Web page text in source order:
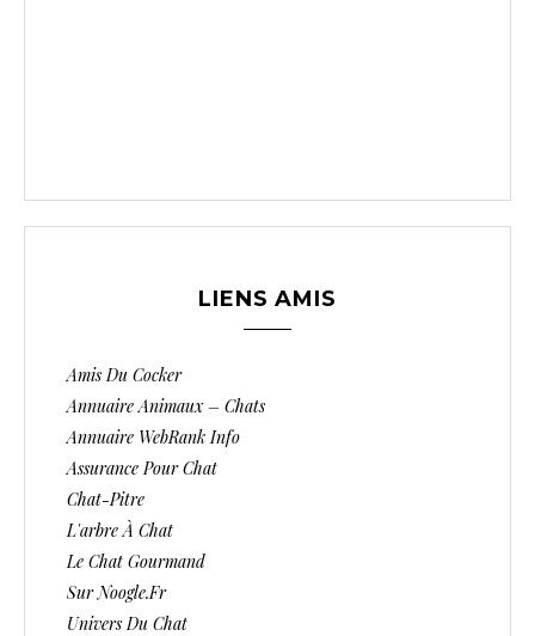
LIENS AMIS
Amis Du Cocker
Annuaire Animaux – Chats
Annuaire WebRank Info
Assurance Pour Chat
Chat-Pitre
L'arbre À Chat
Le Chat Gourmand
Sur Noogle.fr
Univers Du Chat